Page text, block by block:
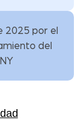
2025 por el
del